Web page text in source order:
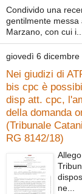
Condivido una
gentilmente messa
Marzano, con cui
giovedì 6 dicembre
Nei giudizi di
bis cpc è
disp att. cpc,
della domanda
(Tribunale
RG 8142/18)
ne...